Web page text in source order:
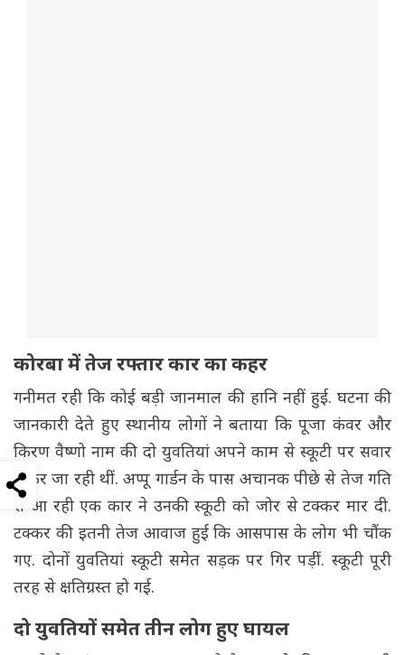
कोरबा में तेज रफ्तार कार का कहर
गनीमत रही कि कोई बड़ी जानमाल की हानि नहीं हुई. घटना की
जानकारी देते हुए स्थानीय लोगों ने बताया कि पूजा कंवर और
किरण वैष्णो नाम की दो युवतियां अपने काम से स्कूटी पर सवार
होकर जा रही थीं. अप्पू गार्डन के पास अचानक पीछे से तेज गति
से आ रही एक कार ने उनकी स्कूटी को जोर से टक्कर मार दी.
टक्कर की इतनी तेज आवाज हुई कि आसपास के लोग भी चौंक
गए. दोनों युवतियां स्कूटी समेत सड़क पर गिर पड़ीं. स्कूटी पूरी
तरह से क्षतिग्रस्त हो गई.
दो युवतियों समेत तीन लोग हुए घायल